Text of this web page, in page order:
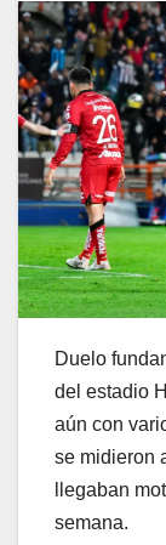
Duelo
del estadio
aún con
se midieron
llegaban
semana.